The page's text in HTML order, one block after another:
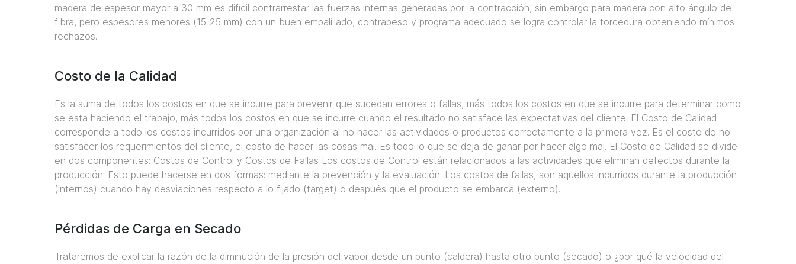
madera de espesor mayor a 30 mm es difícil contrarrestar las fuerzas internas generadas por la contracción, sin embargo para madera con alto ángulo de
fibra, pero espesores menores (15-25 mm) con un buen empalillado, contrapeso y programa adecuado se logra controlar la torcedura obteniendo mínimos
rechazos.
Costo de la Calidad
Es la suma de todos los costos en que se incurre para prevenir que sucedan errores o fallas, más todos los costos en que se incurre para determinar como
se esta haciendo el trabajo, más todos los costos en que se incurre cuando el resultado no satisface las expectativas del cliente. El Costo de Calidad
corresponde a todo los costos incurridos por una organización al no hacer las actividades o productos correctamente a la primera vez. Es el costo de no
satisfacer los requerimientos del cliente, el costo de hacer las cosas mal. Es todo lo que se deja de ganar por hacer algo mal. El Costo de Calidad se divide
en dos componentes: Costos de Control y Costos de Fallas Los costos de Control están relacionados a las actividades que eliminan defectos durante la
producción. Esto puede hacerse en dos formas: mediante la prevención y la evaluación. Los costos de fallas, son aquellos incurridos durante la producción
(internos) cuando hay desviaciones respecto a lo fijado (target) o después que el producto se embarca (externo).
Pérdidas de Carga en Secado
Trataremos de explicar la razón de la diminución de la presión del vapor desde un punto (caldera) hasta otro punto (secado) o ¿por qué la velocidad del